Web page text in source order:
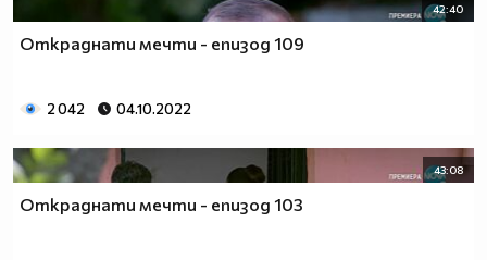
42:40
Откраднати мечти - епизод 109
2 042 04.10.2022
43:08
Откраднати мечти - епизод 103